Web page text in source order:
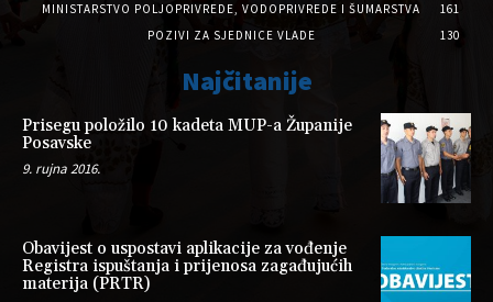
MINISTARSTVO POLJOPRIVREDE, VODOPRIVREDE I ŠUMARSTVA
161
POZIVI ZA SJEDNICE VLADE
130
Najčitanije
Prisegu položilo 10 kadeta MUP-a Županije
Posavske
9. rujna 2016.
Obavijest o uspostavi aplikacije za vođenje
Registra ispuštanja i prijenosa zagađujućih
materija (PRTR)